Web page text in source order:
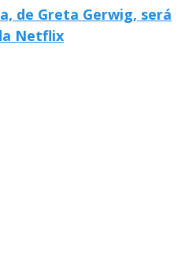
de Greta Gerwig, será
Netflix